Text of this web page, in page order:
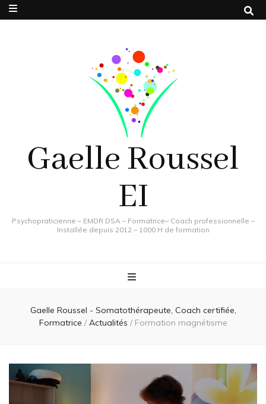
Gaelle Roussel
EI
Psychopraticienne – EMDR DSA – Formatrice– Coach professionnelle –
Installée depuis 2012 – 1000 H de formation
Gaelle Roussel - Somatothérapeute, Coach certifiée,
Formatrice / Actualités / Formation magnétisme